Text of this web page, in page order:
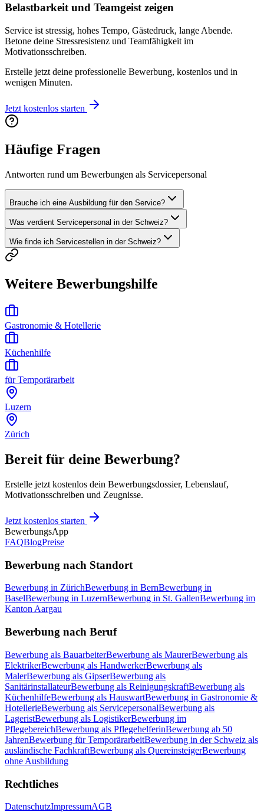
Belastbarkeit und Teamgeist zeigen
Service ist stressig, hohes Tempo, Gästedruck, lange Abende.
Betone deine Stressresistenz und Teamfähigkeit im
Motivationsschreiben.
Erstelle jetzt deine professionelle Bewerbung, kostenlos und in
wenigen Minuten.
Jetzt kostenlos starten
Häufige Fragen
Antworten rund um Bewerbungen als Servicepersonal
Brauche ich eine Ausbildung für den Service?
Was verdient Servicepersonal in der Schweiz?
Wie finde ich Servicestellen in der Schweiz?
Weitere Bewerbungshilfe
Gastronomie & Hotellerie
Küchenhilfe
für Temporärarbeit
Luzern
Zürich
Bereit für deine Bewerbung?
Erstelle jetzt kostenlos dein Bewerbungsdossier, Lebenslauf,
Motivationsschreiben und Zeugnisse.
Jetzt kostenlos starten
BewerbungsApp
FAQBlogPreise
Bewerbung nach Standort
Bewerbung in ZürichBewerbung in BernBewerbung in
BaselBewerbung in LuzernBewerbung in St. GallenBewerbung im
Kanton Aargau
Bewerbung nach Beruf
Bewerbung als BauarbeiterBewerbung als MaurerBewerbung als
ElektrikerBewerbung als HandwerkerBewerbung als
MalerBewerbung als GipserBewerbung als
SanitärinstallateurBewerbung als ReinigungskraftBewerbung als
KüchenhilfeBewerbung als HauswartBewerbung in Gastronomie &
HotellerieBewerbung als ServicepersonalBewerbung als
LageristBewerbung als LogistikerBewerbung im
PflegebereichBewerbung als PflegehelferinBewerbung ab 50
JahrenBewerbung für TemporärarbeitBewerbung in der Schweiz als
ausländische FachkraftBewerbung als QuereinsteigerBewerbung
ohne Ausbildung
Rechtliches
DatenschutzImpressumAGB